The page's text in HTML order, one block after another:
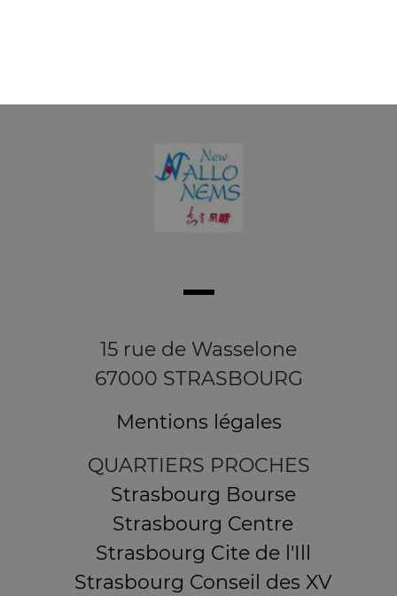
15 rue de Wasselone
67000 STRASBOURG
Mentions légales
QUARTIERS PROCHES
Strasbourg Bourse
Strasbourg Centre
Strasbourg Cite de l'Ill
Strasbourg Conseil des XV